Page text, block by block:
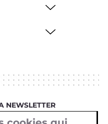
NEWSLETTER